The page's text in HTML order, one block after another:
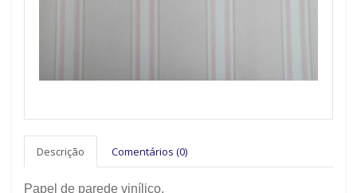
Descrição Comentários (0)
Papel de parede vinílico.